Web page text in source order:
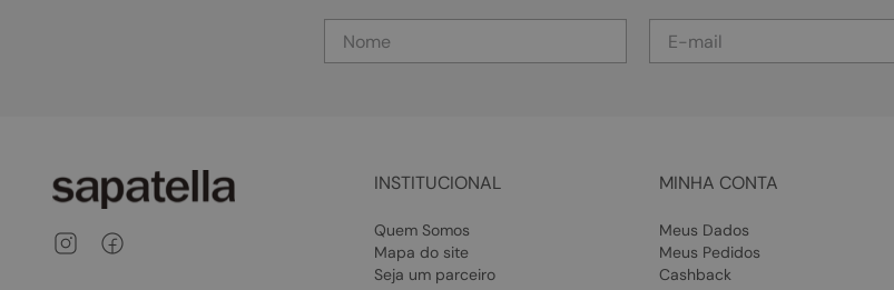
INSTITUCIONAL
Quem Somos
Mapa do site
Seja um parceiro
MINHA CONTA
Meus Dados
Meus Pedidos
Cashback